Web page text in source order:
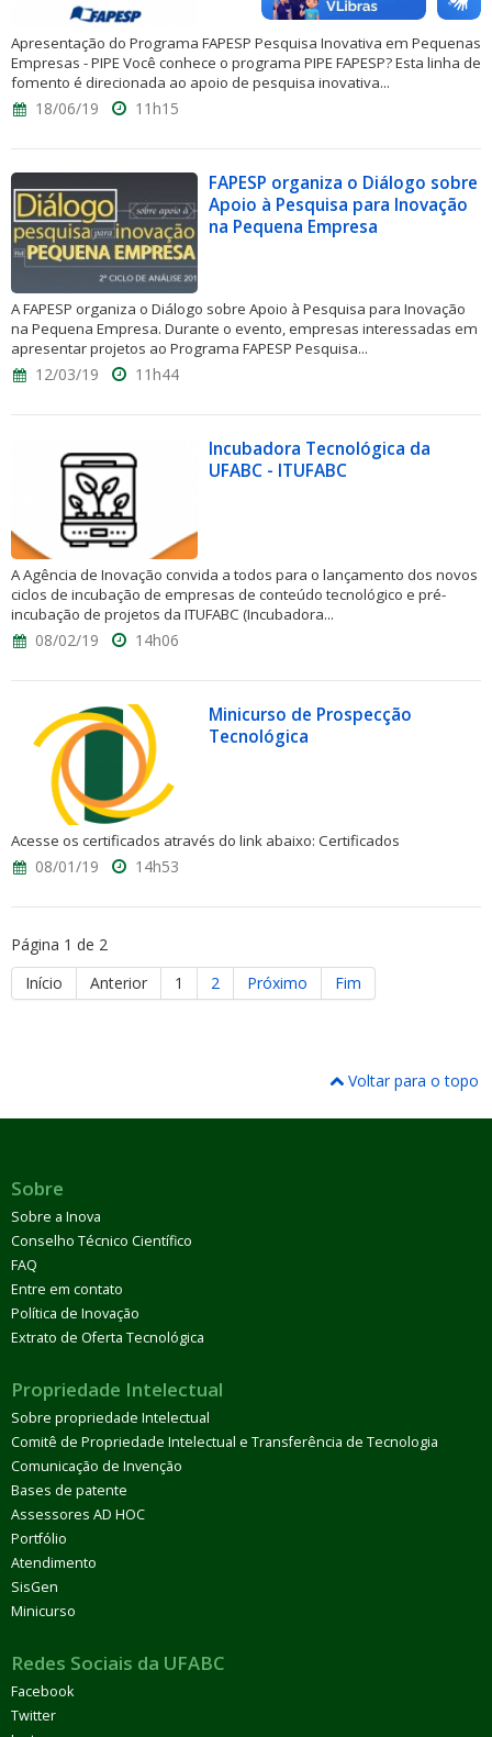
Apresentação do Programa FAPESP Pesquisa Inovativa em Pequenas
Empresas - PIPE Você conhece o programa PIPE FAPESP? Esta linha de
fomento é direcionada ao apoio de pesquisa inovativa...
18/06/19 11h15
FAPESP organiza o Diálogo sobre
Apoio à Pesquisa para Inovação
na Pequena Empresa
A FAPESP organiza o Diálogo sobre Apoio à Pesquisa para Inovação
na Pequena Empresa. Durante o evento, empresas interessadas em
apresentar projetos ao Programa FAPESP Pesquisa...
12/03/19 11h44
Incubadora Tecnológica da
UFABC - ITUFABC
A Agência de Inovação convida a todos para o lançamento dos novos
ciclos de incubação de empresas de conteúdo tecnológico e pré-
incubação de projetos da ITUFABC (Incubadora...
08/02/19 14h06
Minicurso de Prospecção
Tecnológica
Acesse os certificados através do link abaixo: Certificados
08/01/19 14h53
Página 1 de 2
Início
Anterior 1 2 Próximo Fim
Voltar para o topo
Sobre
Sobre a Inova
Conselho Técnico Científico
FAQ
Entre em contato
Política de Inovação
Extrato de Oferta Tecnológica
Propriedade Intelectual
Sobre propriedade Intelectual
Comitê de Propriedade Intelectual e Transferência de Tecnologia
Comunicação de Invenção
Bases de patente
Assessores AD HOC
Portfólio
Atendimento
SisGen
Minicurso
Redes Sociais da UFABC
Facebook
Twitter